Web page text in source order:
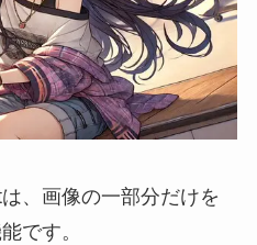
、画像の一部分だけを
です。